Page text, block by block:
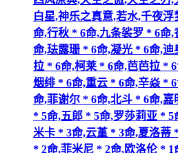
白星,神乐之真意,若水,千夜
命,行秋 * 6命,九条裟罗 * 6命
命,珐露珊 * 6命,凝光 * 6命,
拉 * 6命,柯莱 * 6命,芭芭拉 *
烟绯 * 6命,重云 * 6命,辛焱 *
命,菲谢尔 * 6命,北斗 * 6命,
* 5命,五郎 * 5命,罗莎莉亚 *
米卡 * 3命,云堇 * 3命,夏洛蒂
* 2命,菲米尼 * 2命,欧洛伦 * 1